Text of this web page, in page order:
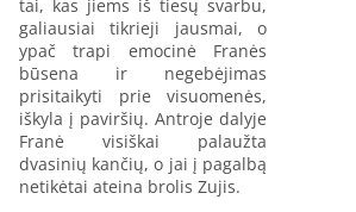
tai, kas jiems iš tiesų svarbu,
galiausiai tikrieji jausmai, o
ypač trapi emocinė Franės
būsena ir negebėjimas
prisitaikyti prie visuomenės,
iškyla į paviršių. Antroje dalyje
Franė visiškai palaužta
dvasinių kančių, o jai į pagalbą
netikėtai ateina brolis Zujis.